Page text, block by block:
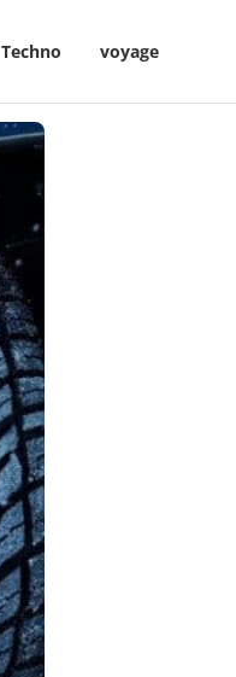
Techno voyage